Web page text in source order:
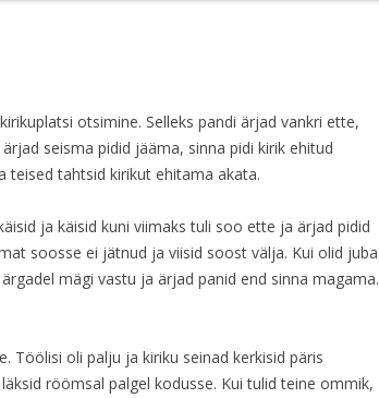
otsimine. Selleks pandi ärjad vankri ette,
seisma pidid jääma, sinna pidi kirik ehitud
teised tahtsid kirikut ehitama akata.
ja käisid kuni viimaks tuli soo ette ja ärjad pidid
soosse ei jätnud ja viisid soost välja. Kui olid juba
mägi vastu ja ärjad panid end sinna magama.
Töölisi oli palju ja kiriku seinad kerkisid päris
röömsal palgel kodusse. Kui tulid teine ommik,